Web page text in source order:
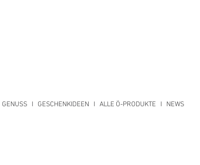
GENUSS I GESCHENKIDEEN I ALLE Ö-PRODUKTE I NEWS